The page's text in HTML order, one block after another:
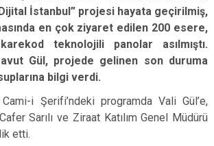
İstanbul” projesi hayata geçirilmiş,
en çok ziyaret edilen 200 esere,
teknolojili panolar asılmıştı.
Gül, projede gelinen son duruma
bilgi verdi.
i Şerifi’ndeki programda Vali Gül’e,
Sarılı ve Ziraat Katılım Genel Müdürü
etti.